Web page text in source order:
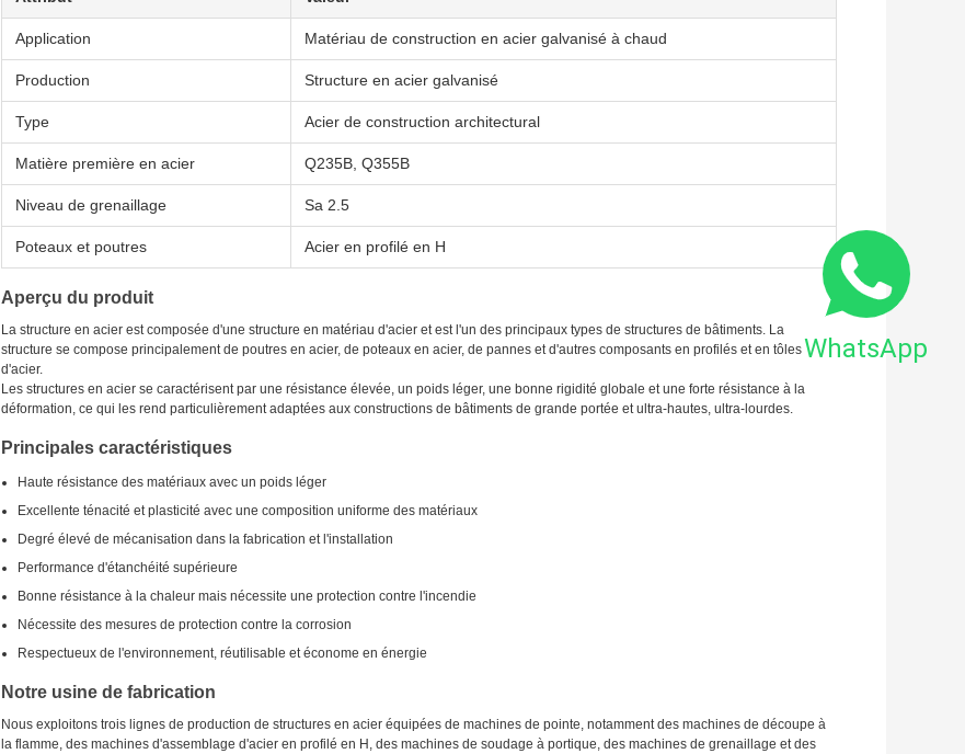
Application Matériau de construction en acier galvanisé à chaud
Production Structure en acier galvanisé
Type Acier de construction architectural
Matière première en acier Q235B, Q355B
Niveau de grenaillage Sa 2.5
Poteaux et poutres Acier en profilé en H
Aperçu du produit
La structure en acier est composée d'une structure en matériau d'acier et est l'un des principaux types de structures de bâtiments. La
structure se compose principalement de poutres en acier, de poteaux en acier, de pannes et d'autres composants en profilés et en tôles
d'acier.
Les structures en acier se caractérisent par une résistance élevée, un poids léger, une bonne rigidité globale et une forte résistance à la
déformation, ce qui les rend particulièrement adaptées aux constructions de bâtiments de grande portée et ultra-hautes, ultra-lourdes.
Principales caractéristiques
Haute résistance des matériaux avec un poids léger
Excellente ténacité et plasticité avec une composition uniforme des matériaux
Degré élevé de mécanisation dans la fabrication et l'installation
Performance d'étanchéité supérieure
Bonne résistance à la chaleur mais nécessite une protection contre l'incendie
Nécessite des mesures de protection contre la corrosion
Respectueux de l'environnement, réutilisable et économe en énergie
Notre usine de fabrication
Nous exploitons trois lignes de production de structures en acier équipées de machines de pointe, notamment des machines de découpe à
la flamme, des machines d'assemblage d'acier en profilé en H, des machines de soudage à portique, des machines de grenaillage et des
WhatsApp